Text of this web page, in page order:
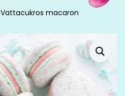
Vattacukros macaron